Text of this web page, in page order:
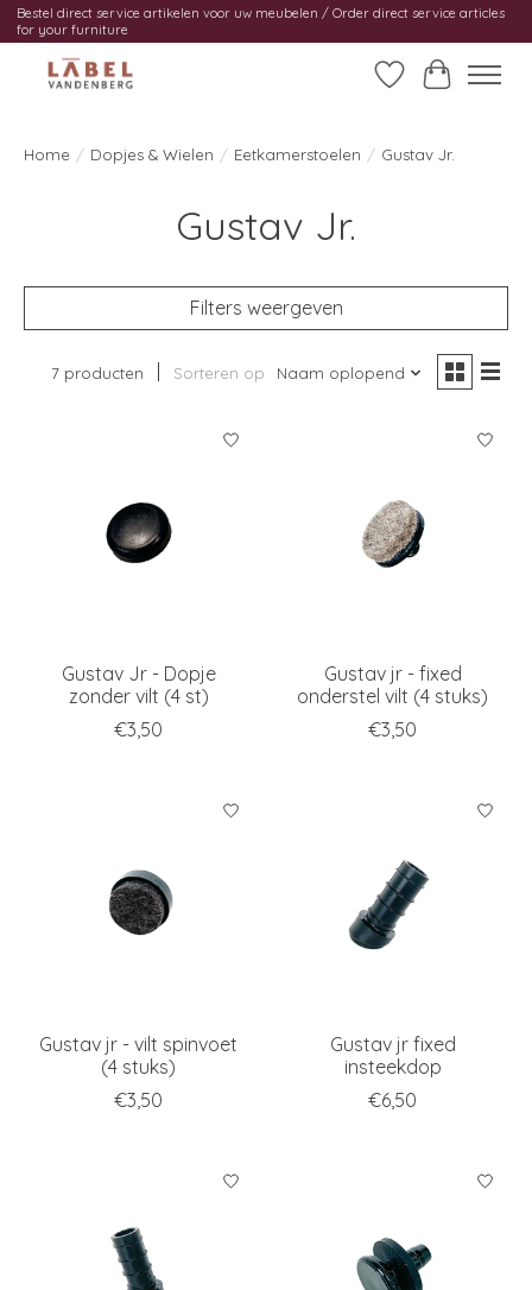
Bestel direct service artikelen voor uw meubelen / Order direct service articles
for your furniture
Verlanglijst
Home / Dopjes & Wielen / Eetkamerstoelen / Gustav Jr.
Gustav Jr.
Filters weergeven
7 producten Sorteren op Naam oplopend
Gustav Jr - Dopje
zonder vilt (4 st)
€3,50
Gustav jr - fixed
onderstel vilt (4 stuks)
€3,50
Gustav jr - vilt spinvoet
(4 stuks)
€3,50
Gustav jr fixed
insteekdop
€6,50